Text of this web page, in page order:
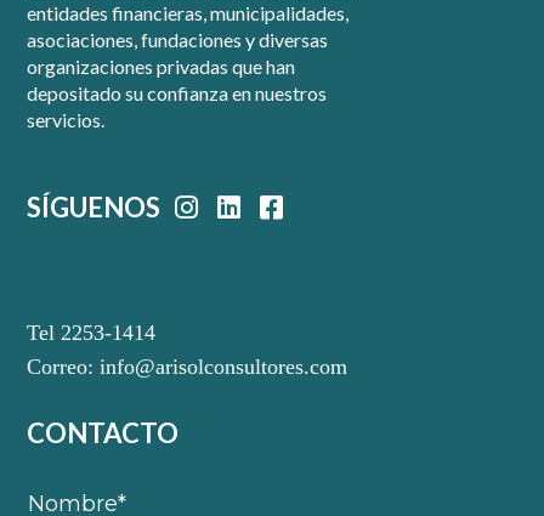
entidades financieras, municipalidades,
asociaciones, fundaciones y diversas
organizaciones privadas que han
depositado su confianza en nuestros
servicios.
SÍGUENOS
Tel 2253-1414
Correo:info@arisolconsultores.com
CONTACTO